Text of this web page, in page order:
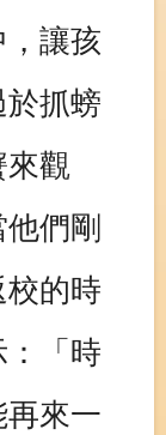
讓孩
抓螃
觀
們剛
的時
「時
來一